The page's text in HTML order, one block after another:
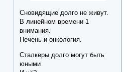
Сновидящие долго не живут.
В линейном времени 1
внимания.
Печень и онкология.
Сталкеры долго могут быть
юными